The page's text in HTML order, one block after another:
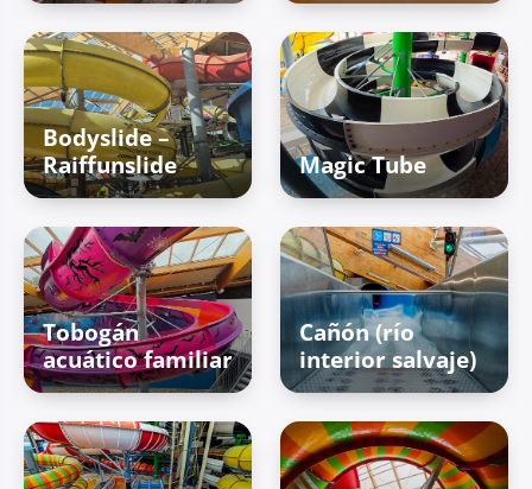
Bodyslide –
Raiffunslide
Magic Tube
Tobogán
acuático familiar
Cañón (río
interior salvaje)